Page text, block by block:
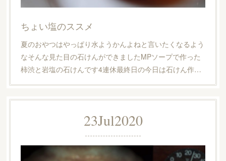
ちょい塩のススメ
夏のおやつはやっぱり水ようかんよねと言いたくなるよう
なそんな見た目の石けんができましたMPソープで作った
柿渋と岩塩の石けんです4連休最終日の今日は石けん作…
23Jul2020